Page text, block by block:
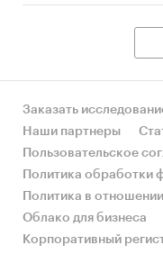
Результаты
представлены
Кабинетное
информации из
проведение
Прогноз
поправкой на
Отчет отражает
Заказать
Наши партнеры
Пользовательское
Политика обработки
Политика в
Облако для бизнеса
Корпоративный